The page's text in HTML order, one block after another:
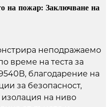
на пожар: Заключване на
неподражаемо
време на теста за
благодарение на
за безопасност,
на ниво